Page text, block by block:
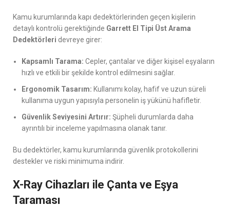
Kamu kurumlarında kapı dedektörlerinden geçen kişilerin
detaylı kontrolü gerektiğinde Garrett El Tipi Üst Arama
Dedektörleri devreye girer:
Kapsamlı Tarama: Cepler, çantalar ve diğer kişisel eşyaların
hızlı ve etkili bir şekilde kontrol edilmesini sağlar.
Ergonomik Tasarım: Kullanımı kolay, hafif ve uzun süreli
kullanıma uygun yapısıyla personelin iş yükünü hafifletir.
Güvenlik Seviyesini Artırır: Şüpheli durumlarda daha
ayrıntılı bir inceleme yapılmasına olanak tanır.
Bu dedektörler, kamu kurumlarında güvenlik protokollerini
destekler ve riski minimuma indirir.
X-Ray Cihazları ile Çanta ve Eşya
Taraması